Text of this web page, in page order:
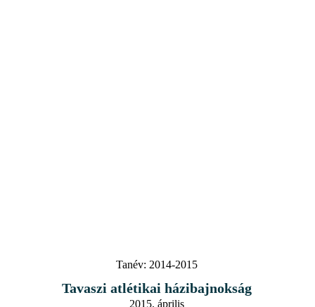
Tanév: 2014-2015
Tavaszi atlétikai házibajnokság
2015. április